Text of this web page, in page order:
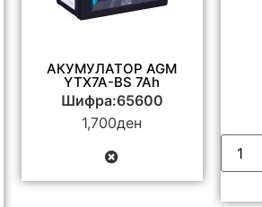
АКУМУЛАТОР AGM
YTX7A-BS 7Ah
Шифра:65600
1,700ден